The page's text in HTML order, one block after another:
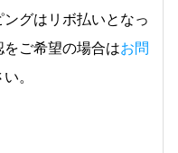
グはリボ払いとなっ
ご希望の場合はお問
。